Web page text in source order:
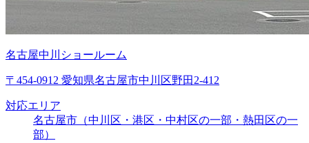
名古屋中川ショールーム
〒454-0912 愛知県名古屋市中川区野田2-412
対応エリア
名古屋市（中川区・港区・中村区の一部・熱田区の一
部）